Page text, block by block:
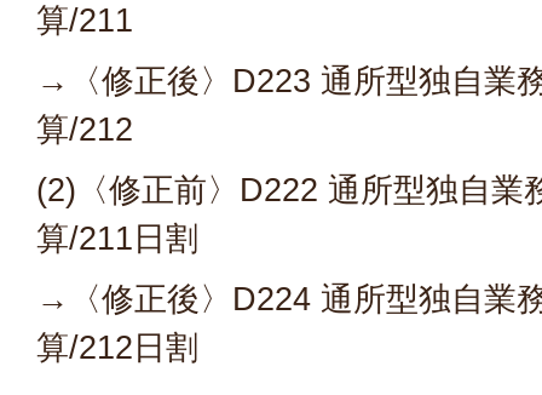
算/211
→〈修正後〉D223 通所型独自業
算/212
(2)〈修正前〉D222 通所型独自業
算/211日割
→〈修正後〉D224 通所型独自業
算/212日割